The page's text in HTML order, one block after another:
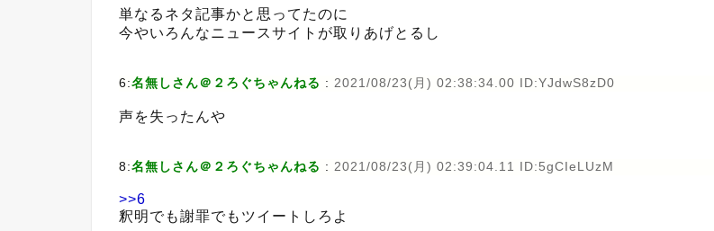
単なるネタ記事かと思ってたのに
今やいろんなニュースサイトが取りあげとるし
6:名無しさん＠２ろぐちゃんねる : 2021/08/23(月) 02:38:34.00 ID:YJdwS8zD0
声を失ったんや
8:名無しさん＠２ろぐちゃんねる : 2021/08/23(月) 02:39:04.11 ID:5gCIeLUzM
>>6
釈明でも謝罪でもツイートしろよ